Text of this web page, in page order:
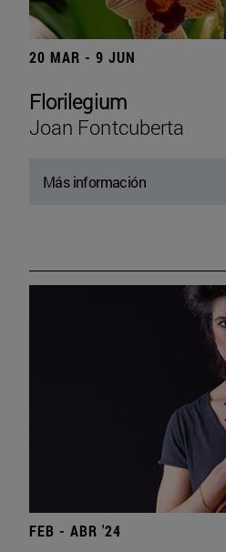
20 MAR - 9 JUN
Florilegium
Joan Fontcuberta
Más información
FEB - ABR '24